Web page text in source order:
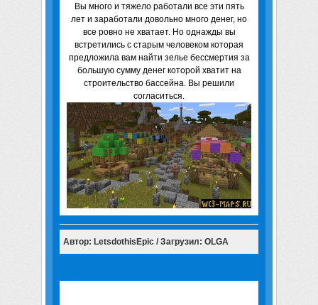
Вы много и тяжело работали все эти пять
лет и заработали довольно много денег, но
все ровно не хватает. Но однажды вы
встретились с старым человеком которая
предложила вам найти зелье бессмертия за
большую сумму денег которой хватит на
строительство бассейна. Вы решили
согласиться.
Автор: LetsdothisEpic / Загрузил: OLGA